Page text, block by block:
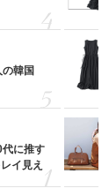
の韓国
代に推す
イ見え